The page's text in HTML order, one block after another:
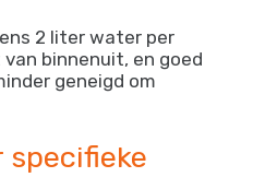
2 liter water per
binnenuit, en goed
geneigd om
specifieke